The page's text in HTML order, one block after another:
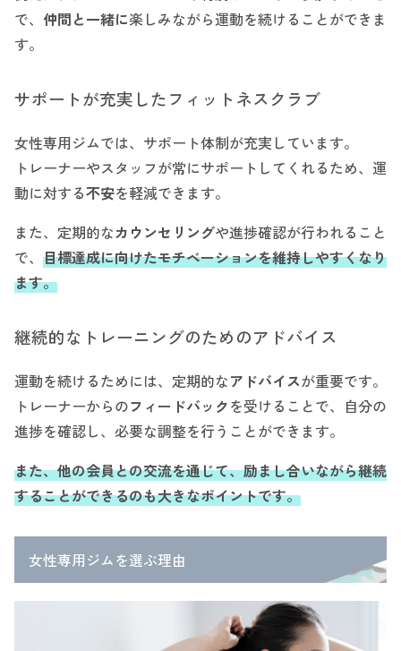
で、 仲間と一緒に楽しみながら運動を続けることができま
す。
サポートが充実したフィットネスクラブ
女性専用ジムでは、サポート体制が充実しています。
トレーナーやスタッフが常にサポートしてくれるため、運
動に対する不安を軽減できます。
また、定期的なカウンセリングや進捗確認が行われること
で、 目標達成に向けたモチベーションを維持しやすくなり
ます。
継続的なトレーニングのためのアドバイス
運動を続けるためには、定期的なアドバイスが重要です。
トレーナーからのフィードバックを受けることで、自分の
進捗を確認し、必要な調整を行うことができます。
また、他の会員との交流を通じて、励まし合いながら継続
することができるのも大きなポイントです。
女性専用ジムを選ぶ理由